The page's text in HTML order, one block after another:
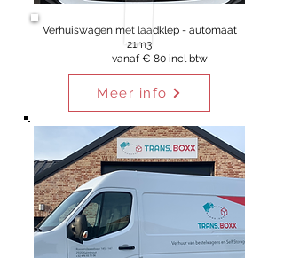
Verhuiswagen met laadklep - automaat
21m3
vanaf € 80 incl btw
Meer info